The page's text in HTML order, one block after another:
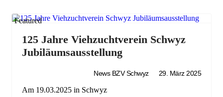
Featured
125 Jahre Viehzuchtverein Schwyz
Jubiläumsausstellung
News BZV Schwyz 29. März 2025
Am 19.03.2025 in Schwyz